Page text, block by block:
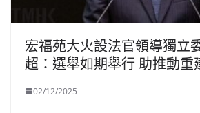
宏福苑大火設法官領導獨立
超：選舉如期舉行 助推動重
02/12/2025